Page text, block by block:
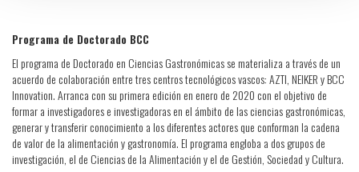
Programa de Doctorado BCC
El programa de Doctorado en Ciencias Gastronómicas se materializa a través de un
acuerdo de colaboración entre tres centros tecnológicos vascos: AZTI, NEIKER y BCC
Innovation. Arranca con su primera edición en enero de 2020 con el objetivo de
formar a investigadores e investigadoras en el ámbito de las ciencias gastronómicas,
generar y transferir conocimiento a los diferentes actores que conforman la cadena
de valor de la alimentación y gastronomía. El programa engloba a dos grupos de
investigación, el de Ciencias de la Alimentación y el de Gestión, Sociedad y Cultura.